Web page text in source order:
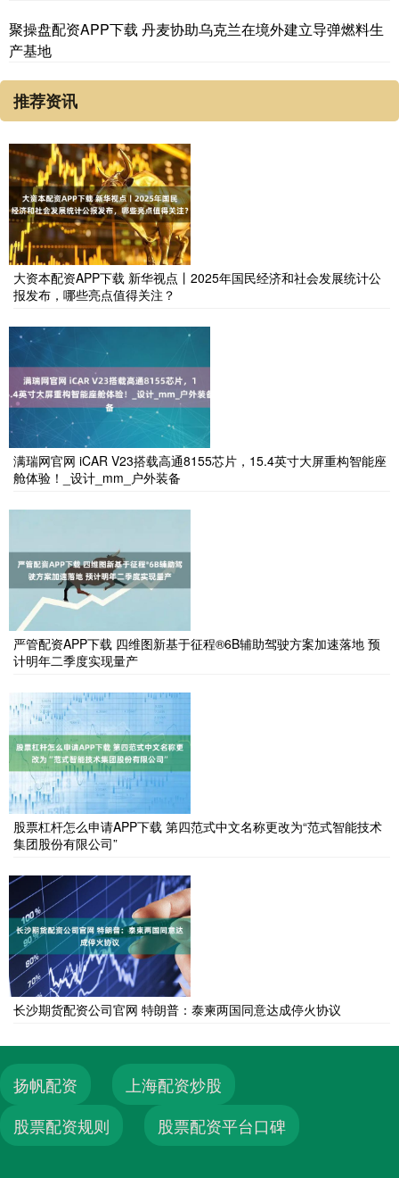
聚操盘配资APP下载 丹麦协助乌克兰在境外建立导弹燃料生
产基地
推荐资讯
大资本配资APP下载 新华视点丨2025年国民经济和社会发展统计公
报发布，哪些亮点值得关注？
满瑞网官网 iCAR V23搭载高通8155芯片，15.4英寸大屏重构智能座
舱体验！_设计_mm_户外装备
严管配资APP下载 四维图新基于征程®6B辅助驾驶方案加速落地 预
计明年二季度实现量产
股票杠杆怎么申请APP下载 第四范式中文名称更改为“范式智能技术
集团股份有限公司”
长沙期货配资公司官网 特朗普：泰柬两国同意达成停火协议
扬帆配资
上海配资炒股
股票配资规则
股票配资平台口碑